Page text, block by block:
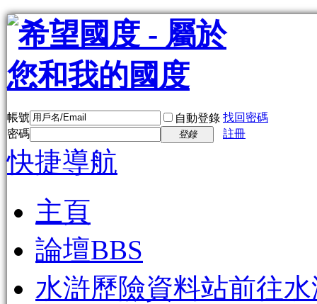
帳號 自動登錄 找回密碼
密碼
登錄 註冊
快捷導航
主頁
論壇BBS
水滸歷險資料站前往